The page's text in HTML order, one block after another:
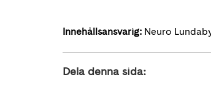
Innehållsansvarig: Neuro
Dela denna sida: